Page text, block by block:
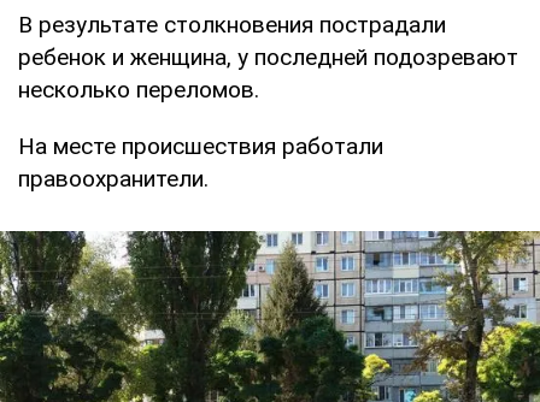
В результате столкновения пострадали
ребенок и женщина, у последней подозревают
несколько переломов.
На месте происшествия работали
правоохранители.